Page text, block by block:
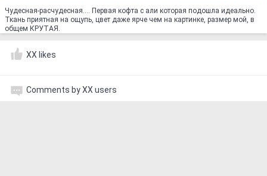
Чудесная-расчудесная.... Первая кофта с али которая подошла идеально.
Ткань приятная на ощупь, цвет даже ярче чем на картинке, размер мой, в
общем КРУТАЯ.
XX likes
Comments by XX users